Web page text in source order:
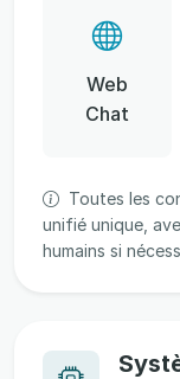
Web
Chat
Toutes les
unifié unique,
humains si